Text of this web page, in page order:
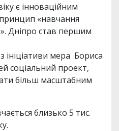
є інноваційним
«навчання
Дніпро став першим
ініціативи мера Бориса
соціальний проект,
більш масштабним
близько 5 тис.